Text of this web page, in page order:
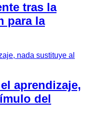
tras la
para la
aprendizaje,
del